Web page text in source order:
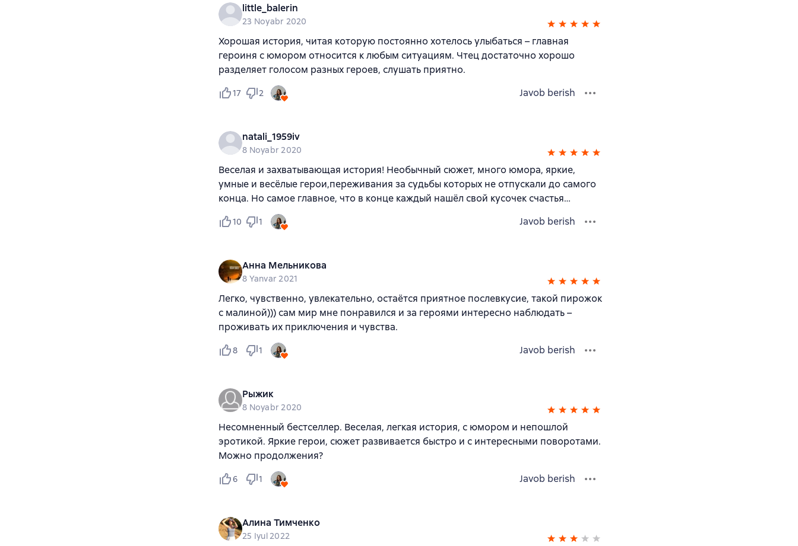
little_balerin
23 Noyabr 2020
Хорошая история, читая которую постоянно хотелось улыбаться – главная
героиня с юмором относится к любым ситуациям. Чтец достаточно хорошо
разделяет голосом разных героев, слушать приятно.
17 2 Javob berish
natali_1959iv
8 Noyabr 2020
Веселая и захватывающая история! Необычный сюжет, много юмора, яркие,
умные и весёлые герои,переживания за судьбы которых не отпускали до самого
конца. Но самое главное, что в конце каждый нашёл свой кусочек счастья…
10 1 Javob berish
Анна Мельникова
8 Yanvar 2021
Легко, чувственно, увлекательно, остаётся приятное послевкусие, такой пирожок
с малиной))) сам мир мне понравился и за героями интересно наблюдать –
проживать их приключения и чувства.
8 1 Javob berish
Рыжик
8 Noyabr 2020
Несомненный бестселлер. Веселая, легкая история, с юмором и непошлой
эротикой. Яркие герои, сюжет развивается быстро и с интересными поворотами.
Можно продолжения?
6 1 Javob berish
Алина Тимченко
25 Iyul 2022